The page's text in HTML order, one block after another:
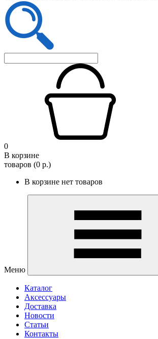
0
В корзине
товаров (0 р.)
В корзине нет товаров
Меню
Каталог
Аксессуары
Доставка
Новости
Статьи
Контакты